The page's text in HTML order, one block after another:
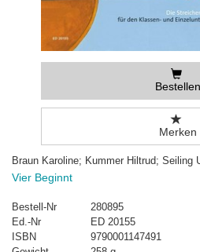
Bestellen
Merken
Braun Karoline; Kummer Hiltrud; Seiling
Vier Beginnt
Bestell-Nr
280895
Ed.-Nr
ED 20155
ISBN
9790001147491